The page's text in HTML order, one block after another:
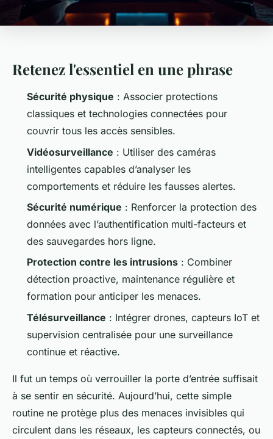
Retenez l'essentiel en une phrase
Sécurité physique : Associer protections
classiques et technologies connectées pour
couvrir tous les accès sensibles.
Vidéosurveillance : Utiliser des caméras
intelligentes capables d’analyser les
comportements et réduire les fausses alertes.
Sécurité numérique : Renforcer la protection des
données avec l’authentification multi-facteurs et
des sauvegardes hors ligne.
Protection contre les intrusions : Combiner
détection proactive, maintenance régulière et
formation pour anticiper les menaces.
Télésurveillance : Intégrer drones, capteurs IoT et
supervision centralisée pour une surveillance
continue et réactive.
Il fut un temps où verrouiller la porte d’entrée suffisait
à se sentir en sécurité. Aujourd’hui, cette simple
routine ne protège plus des menaces invisibles qui
circulent dans les réseaux, les capteurs connectés, ou